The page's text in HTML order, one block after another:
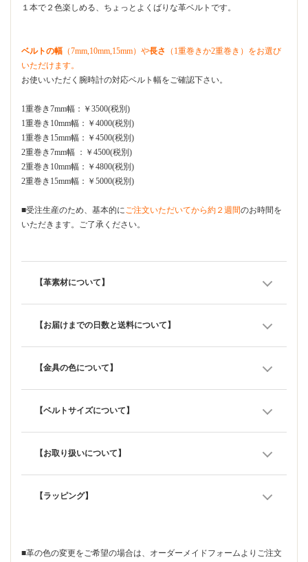
１本で２色楽しめる、ちょっとよくばりな革ベルトです。
ベルトの幅 （7mm,10mm,15mm）や長さ
（1重巻きか2重巻き）をお選び
いただけます。
お使いいただく腕時計の対応ベルト幅をご確認下さい。
1重巻き7mm幅：￥3500(税別)
1重巻き10mm幅：￥4000(税別)
1重巻き15mm幅：￥4500(税別)
2重巻き7mm幅 ：￥4500(税別)
2重巻き10mm幅：￥4800(税別)
2重巻き15mm幅：￥5000(税別)
■受注生産のため、基本的にご注文いただいてから約２週間のお時間を
いただきます。ご了承ください。
【革素材について】
【お届けまでの日数と送料について】
【金具の色について】
【ベルトサイズについて】
【お取り扱いについて】
【ラッピング】
■革の色の変更をご希望の場合は、 オーダーメイドフォームよりご注文